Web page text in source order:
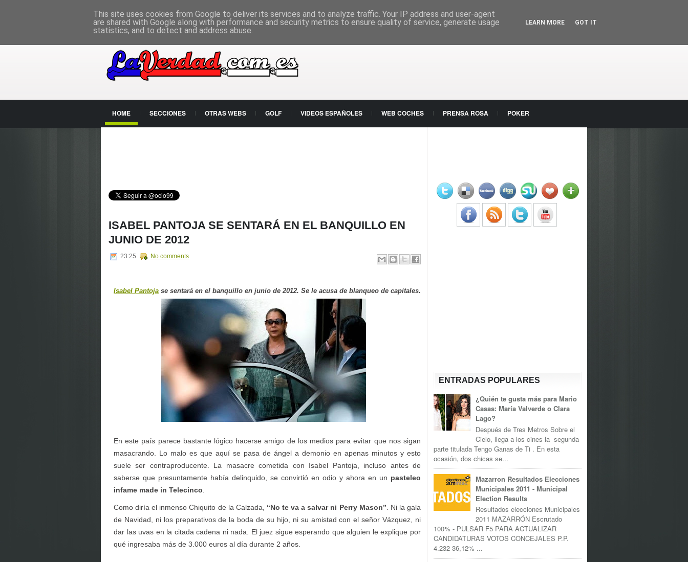
HOME SECCIONES OTRAS WEBS GOLF VIDEOS ESPAÑOLES WEB COCHES PRENSA ROSA POKER
ISABEL PANTOJA SE SENTARÁ EN EL BANQUILLO EN
JUNIO DE 2012
23:25 No comments
Isabel Pantoja se sentará en el banquillo en junio de 2012. Se le acusa de blanqueo de capitales.
En este país parece bastante lógico hacerse amigo de los medios para evitar que nos sigan
masacrando. Lo malo es que aquí se pasa de ángel a demonio en apenas minutos y esto
suele ser contraproducente. La masacre cometida con Isabel Pantoja, incluso antes de
saberse que presuntamente había delinquido, se convirtió en odio y ahora en un pasteleo
infame made in Telecinco
Como diría el inmenso Chiquito de la Calzada, “No te va a salvar ni Perry Mason” . Ni la gala
de Navidad, ni los preparativos de la boda de su hijo, ni su amistad con el señor Vázquez, ni
dar las uvas en la citada cadena ni nada. El juez sigue esperando que alguien le explique por
qué ingresaba más de 3.000 euros al día durante 2 años.
ENTRADAS POPULARES
¿Quién te gusta más para Mario
Casas: María Valverde o Clara
Lago?
Después de Tres Metros Sobre el
Cielo, llega a los cines la segunda
parte titulada Tengo Ganas de Ti . En esta
ocasión, dos chicas se...
Mazarron Resultados Elecciones
Municipales 2011 - Municipal
Election Results
Resultados elecciones Municipales
2011 MAZARRÓN Escrutado
100% - PULSAR F5 PARA ACTUALIZAR
CANDIDATURAS VOTOS CONCEJALES P.P.
4.232 36,12% ...
This site uses cookies from Google to deliver its services and to analyze traffic. Your IP address and user-agent
are shared with Google along with performance and security metrics to ensure quality of service, generate usage
statistics, and to detect and address abuse.
LEARN MORE GOT IT